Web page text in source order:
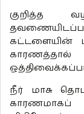
குறித்த
கட்டளையின்
நீர் மாசு
காரணமாகப்